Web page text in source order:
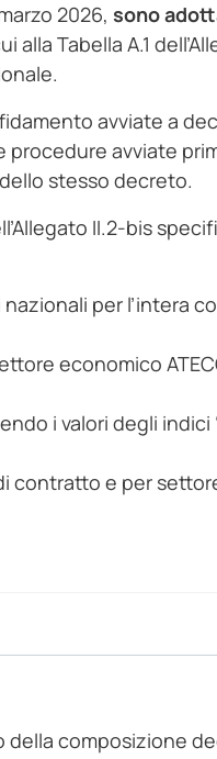
2026, sono
alla Tabella A.1
avviate a
avviate
stesso decreto.
II.2-bis
per l’intera
economico
i valori degli indici
contratto e per
composizione